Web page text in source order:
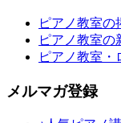
ピアノ教室の
ピアノ教室の
ピアノ教室・
メルマガ登録